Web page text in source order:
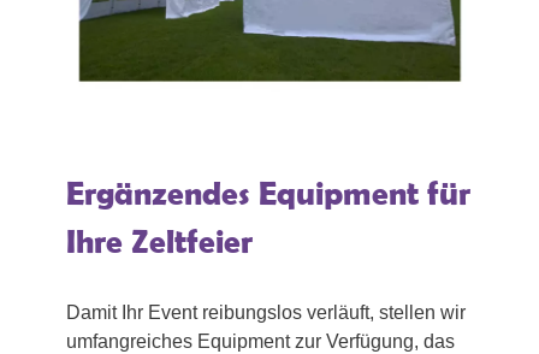
Ergänzendes Equipment für
Ihre Zeltfeier
Damit Ihr Event reibungslos verläuft, stellen wir
umfangreiches Equipment zur Verfügung, das